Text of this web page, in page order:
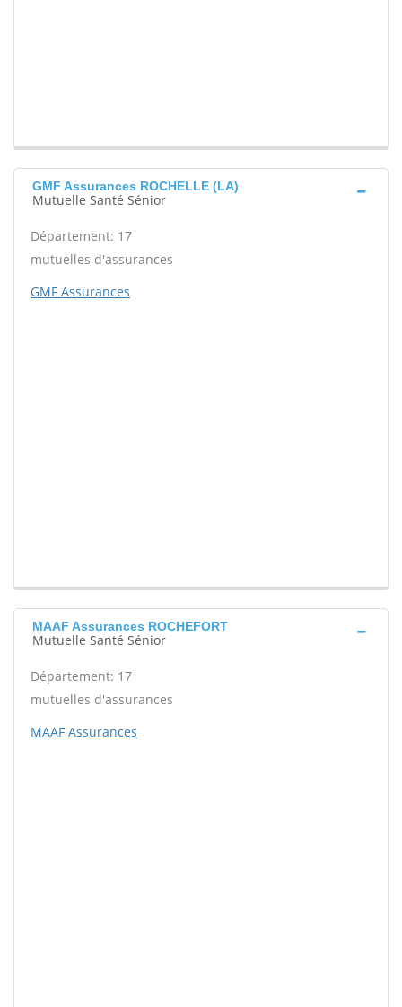
GMF Assurances ROCHELLE (LA)
Mutuelle Santé Sénior
Département: 17
mutuelles d'assurances
GMF Assurances
MAAF Assurances ROCHEFORT
Mutuelle Santé Sénior
Département: 17
mutuelles d'assurances
MAAF Assurances